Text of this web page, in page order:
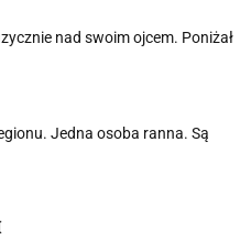
nad swoim ojcem. Poniżał
Jedna osoba ranna. Są